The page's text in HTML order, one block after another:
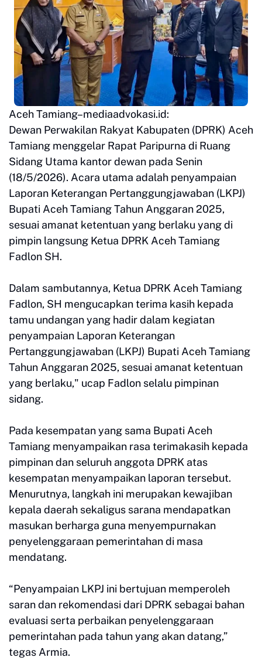
Aceh Tamiang–mediaadvokasi.id:
Dewan Perwakilan Rakyat Kabupaten (DPRK) Aceh
Tamiang menggelar Rapat Paripurna di Ruang
Sidang Utama kantor dewan pada Senin
(18/5/2026). Acara utama adalah penyampaian
Laporan Keterangan Pertanggungjawaban (LKPJ)
Bupati Aceh Tamiang Tahun Anggaran 2025,
sesuai amanat ketentuan yang berlaku yang di
pimpin langsung Ketua DPRK Aceh Tamiang
Fadlon SH.
Dalam sambutannya, Ketua DPRK Aceh Tamiang
Fadlon, SH mengucapkan terima kasih kepada
tamu undangan yang hadir dalam kegiatan
penyampaian Laporan Keterangan
Pertanggungjawaban (LKPJ) Bupati Aceh Tamiang
Tahun Anggaran 2025, sesuai amanat ketentuan
yang berlaku," ucap Fadlon selalu pimpinan
sidang.
Pada kesempatan yang sama Bupati Aceh
Tamiang menyampaikan rasa terimakasih kepada
pimpinan dan seluruh anggota DPRK atas
kesempatan menyampaikan laporan tersebut.
Menurutnya, langkah ini merupakan kewajiban
kepala daerah sekaligus sarana mendapatkan
masukan berharga guna menyempurnakan
penyelenggaraan pemerintahan di masa
mendatang.
“Penyampaian LKPJ ini bertujuan memperoleh
saran dan rekomendasi dari DPRK sebagai bahan
evaluasi serta perbaikan penyelenggaraan
pemerintahan pada tahun yang akan datang,”
tegas Armia.